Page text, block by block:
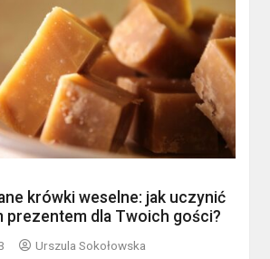
krówki weselne: jak uczynić
prezentem dla Twoich gości?
Urszula Sokołowska